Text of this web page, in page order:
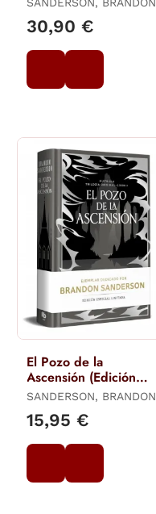
30,90 €
El Pozo de la
Ascensión (Edición
Limitada) (Trilogía
Original Mistborn 2)
SANDERSON, BRANDON
15,95 €